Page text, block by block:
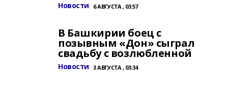
Новости 6 АВГУСТА , 03:57
В Башкирии боец с
позывным «Дон» сыграл
свадьбу с возлюбленной
Новости 3 АВГУСТА , 03:34